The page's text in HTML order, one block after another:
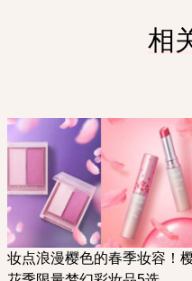
相
妆点浪漫樱色的春季妆容！